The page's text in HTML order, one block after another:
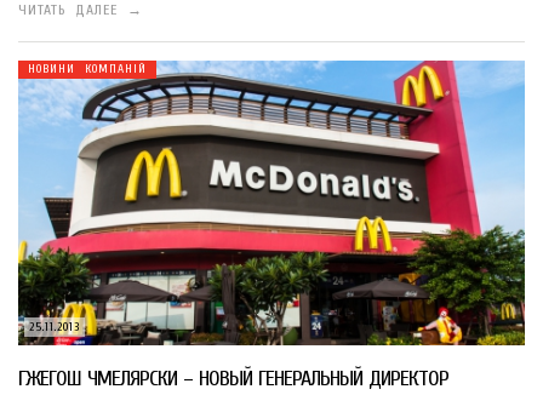
ЧИТАТЬ ДАЛЕЕ →
25.11.2013
НОВИНИ КОМПАНІЙ
ГЖЕГОШ ЧМЕЛЯРСКИ – НОВЫЙ ГЕНЕРАЛЬНЫЙ ДИРЕКТОР